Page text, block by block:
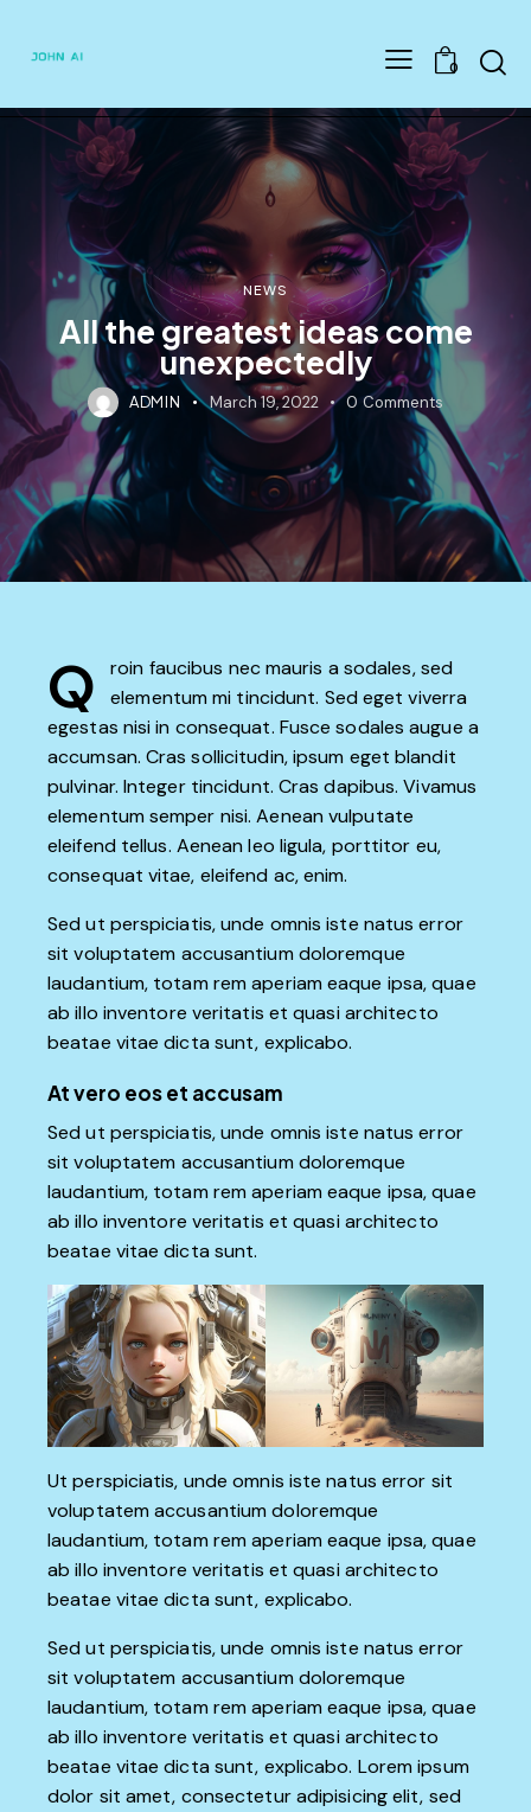
0
NEWS
All the greatest ideas come
unexpectedly
ADMIN March 19, 2022 0 Comments
Q
roin faucibus nec mauris a sodales, sed
elementum mi tincidunt. Sed eget viverra
egestas nisi in consequat. Fusce sodales augue a
accumsan. Cras sollicitudin, ipsum eget blandit
pulvinar. Integer tincidunt. Cras dapibus. Vivamus
elementum semper nisi. Aenean vulputate
eleifend tellus. Aenean leo ligula, porttitor eu,
consequat vitae, eleifend ac, enim.
Sed ut perspiciatis, unde omnis iste natus error
sit voluptatem accusantium doloremque
laudantium, totam rem aperiam eaque ipsa, quae
ab illo inventore veritatis et quasi architecto
beatae vitae dicta sunt, explicabo.
At vero eos et accusam
Sed ut perspiciatis, unde omnis iste natus error
sit voluptatem accusantium doloremque
laudantium, totam rem aperiam eaque ipsa, quae
ab illo inventore veritatis et quasi architecto
beatae vitae dicta sunt.
Ut perspiciatis, unde omnis iste natus error sit
voluptatem accusantium doloremque
laudantium, totam rem aperiam eaque ipsa, quae
ab illo inventore veritatis et quasi architecto
beatae vitae dicta sunt, explicabo.
Sed ut perspiciatis, unde omnis iste natus error
sit voluptatem accusantium doloremque
laudantium, totam rem aperiam eaque ipsa, quae
ab illo inventore veritatis et quasi architecto
beatae vitae dicta sunt, explicabo. Lorem ipsum
dolor sit amet, consectetur adipisicing elit, sed